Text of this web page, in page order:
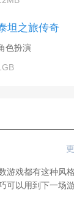
坦之旅传奇
色扮演
游戏都有这种风
可以用到下一场